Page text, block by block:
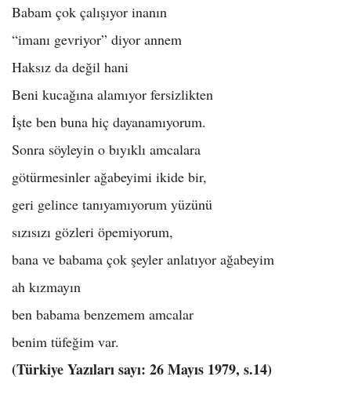
Babam çok çalışıyor inanın
“imanı gevriyor” diyor annem
Haksız da değil hani
Beni kucağına alamıyor fersizlikten
İşte ben buna hiç dayanamıyorum.
Sonra söyleyin o bıyıklı amcalara
götürmesinler ağabeyimi ikide bir,
geri gelince tanıyamıyorum yüzünü
sızısızı gözleri öpemiyorum,
bana ve babama çok şeyler anlatıyor ağabeyim
ah kızmayın
ben babama benzemem amcalar
benim tüfeğim var.
(Türkiye Yazıları sayı: 26 Mayıs 1979, s.14)